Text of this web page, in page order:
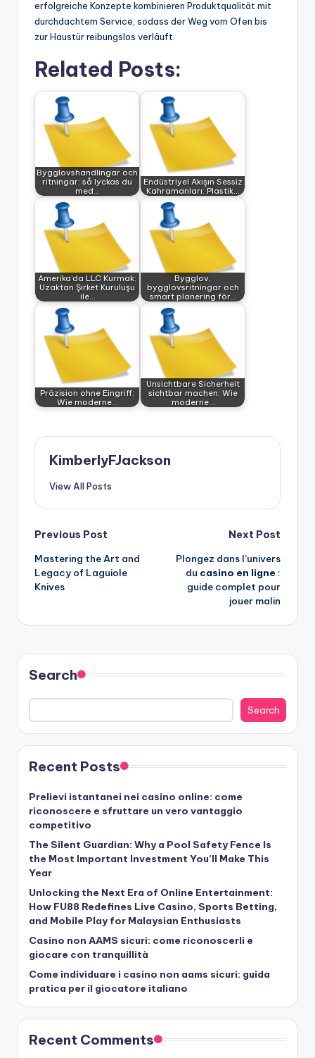
erfolgreiche Konzepte kombinieren Produktqualität mit
durchdachtem Service, sodass der Weg vom Ofen bis
zur Haustür reibungslos verläuft.
Related Posts:
Bygglovshandlingar och
ritningar: så lyckas du
med…
Endüstriyel Akışın Sessiz
Kahramanları: Plastik…
Amerika’da LLC Kurmak:
Uzaktan Şirket Kuruluşu
ile…
Bygglov,
bygglovsritningar och
smart planering för…
Präzision ohne Eingriff:
Wie moderne…
Unsichtbare Sicherheit
sichtbar machen: Wie
moderne…
KimberlyFJackson
View All Posts
Post
navigation
Previous Post
Mastering the Art and
Legacy of Laguiole
Knives
Next Post
Plongez dans l’univers
du casino en ligne :
guide complet pour
jouer malin
Search
Search
Recent Posts
Prelievi istantanei nei casino online: come
riconoscere e sfruttare un vero vantaggio
competitivo
The Silent Guardian: Why a Pool Safety Fence Is
the Most Important Investment You’ll Make This
Year
Unlocking the Next Era of Online Entertainment:
How FU88 Redefines Live Casino, Sports Betting,
and Mobile Play for Malaysian Enthusiasts
Casino non AAMS sicuri: come riconoscerli e
giocare con tranquillità
Come individuare i casino non aams sicuri: guida
pratica per il giocatore italiano
Recent Comments